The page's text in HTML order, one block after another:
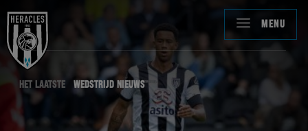
MENU
HET LAATSTE WEDSTRIJD NIEUWS